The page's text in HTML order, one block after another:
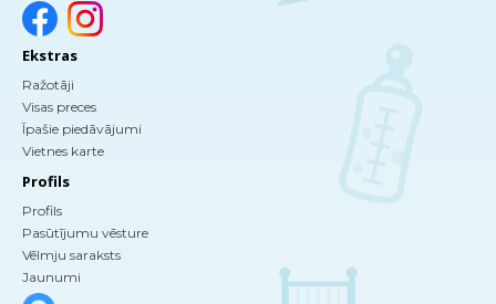
Ekstras
Ražotāji
Visas preces
Īpašie piedāvājumi
Vietnes karte
Profils
Profils
Pasūtījumu vēsture
Vēlmju saraksts
Jaunumi